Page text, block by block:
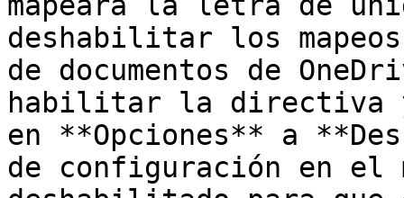
deshabilitar los
de documentos de
habilitar la directiva
en **Opciones** a
de configuración en el